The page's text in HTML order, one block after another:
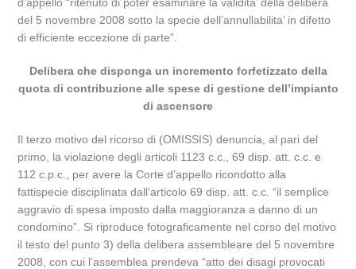
del 5 novembre 2008 sotto la specie dell’annullabilita’ in difetto
di efficiente eccezione di parte”.
Delibera che disponga un incremento forfetizzato della
quota di contribuzione alle spese di gestione dell’impianto
di ascensore
Il terzo motivo del ricorso di (OMISSIS) denuncia, al pari del
primo, la violazione degli articoli 1123 c.c., 69 disp. att. c.c. e
112 c.p.c., per avere la Corte d’appello ricondotto alla
fattispecie disciplinata dall’articolo 69 disp. att. c.c. “il semplice
aggravio di spesa imposto dalla maggioranza a danno di un
condomino”. Si riproduce fotograficamente nel corso del motivo
il testo del punto 3) della delibera assembleare del 5 novembre
2008, con cui l’assemblea prendeva “atto dei disagi provocati